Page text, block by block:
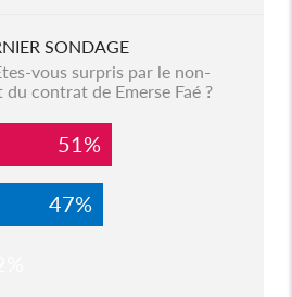
SONDAGE
vous surpris par le non-
contrat de Emerse Faé ?
51%
47%